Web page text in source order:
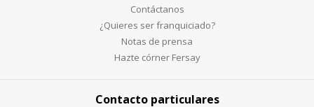
Contáctanos
¿Quieres ser franquiciado?
Notas de prensa
Hazte córner Fersay
Contacto particulares